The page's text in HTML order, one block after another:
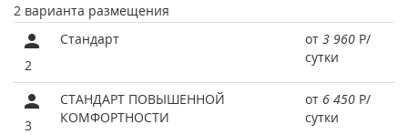
2 варианта размещения
2
Стандарт от 3 960 Р/
сутки
3
СТАНДАРТ ПОВЫШЕННОЙ
КОМФОРТНОСТИ
от 6 450 Р/
сутки